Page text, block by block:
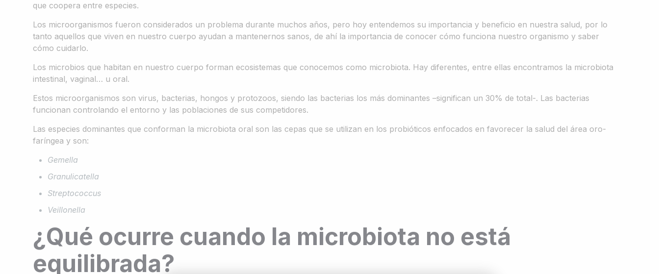
que coopera entre especies.
Los microorganismos fueron considerados un problema durante muchos años, pero hoy entendemos su importancia y beneficio en nuestra salud, por lo
tanto aquellos que viven en nuestro cuerpo ayudan a mantenernos sanos, de ahí la importancia de conocer cómo funciona nuestro organismo y saber
cómo cuidarlo.
Los microbios que habitan en nuestro cuerpo forman ecosistemas que conocemos como microbiota. Hay diferentes, entre ellas encontramos la microbiota
intestinal, vaginal… u oral.
Estos microorganismos son virus, bacterias, hongos y protozoos, siendo las bacterias los más dominantes –significan un 30% de total-. Las bacterias
funcionan controlando el entorno y las poblaciones de sus competidores.
Las especies dominantes que conforman la microbiota oral son las cepas que se utilizan en los probióticos enfocados en favorecer la salud del área oro-
faríngea y son:
Gemella
Granulicatella
Streptococcus
Veillonella
¿Qué ocurre cuando la microbiota no está
equilibrada?